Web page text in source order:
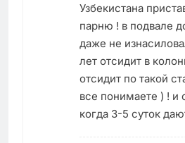
Узбекистана
парню ! в подвале
даже не
лет отсидит в
отсидит по такой
все понимаете ) ! и
когда 3-5 суток